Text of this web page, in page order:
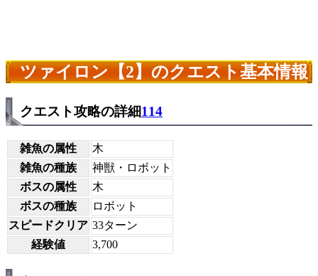
ツァイロン【2】のクエスト基本情報
クエスト攻略の詳細114
雑魚の属性
木
雑魚の種族
神獣・ロボット
ボスの属性
木
ボスの種族
ロボット
スピードクリア 33ターン
経験値
3,700